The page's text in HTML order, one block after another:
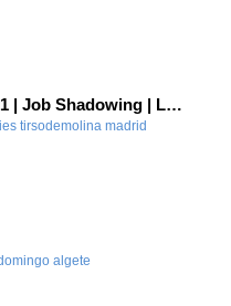
Erasmus+ KA121 | Job Shadowing | Liceo Vittoria Colonna, Rome 2025 | Poster 2
tirsodemolina madrid
algete